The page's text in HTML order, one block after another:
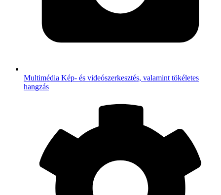
Multimédia Kép- és videószerkesztés, valamint tökéletes
hangzás